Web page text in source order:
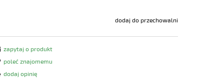
dodaj do przechowalni
zapytaj o produkt
poleć znajomemu
dodaj opinię